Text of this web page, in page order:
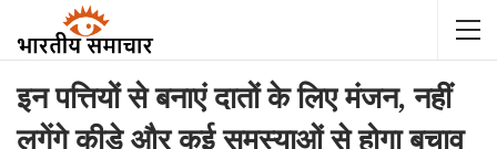
इन पत्तियों से बनाएं दातों के लिए मंजन, नहीं
लगेंगे कीड़े और कई समस्याओं से होगा बचाव